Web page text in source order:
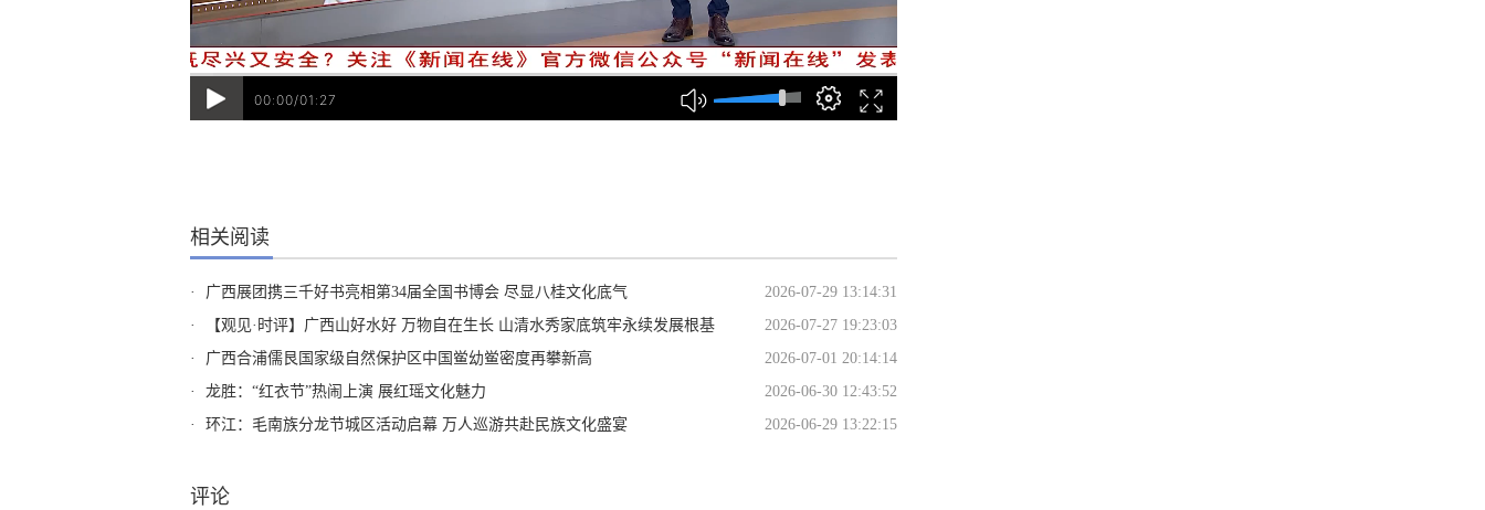
00:00/01:27
相关阅读
· 广西展团携三千好书亮相第34届全国书博会 尽显八桂文化底气
2026-07-29 13:14:31
·
【观见·时评】广西山好水好 万物自在生长 山清水秀家底筑牢永续发展根基
2026-07-27 19:23:03
·
广西合浦儒艮国家级自然保护区中国鲎幼鲎密度再攀新高
2026-07-01 20:14:14
·
龙胜：“红衣节”热闹上演 展红瑶文化魅力
2026-06-30 12:43:52
·
环江：毛南族分龙节城区活动启幕 万人巡游共赴民族文化盛宴 2026-06-29 13:22:15
评论